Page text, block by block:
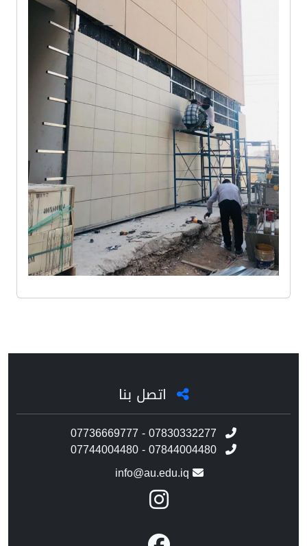
اتصل بنا
07736669777 - 07830332277
07744004480 - 07844004480
info@au.edu.iq